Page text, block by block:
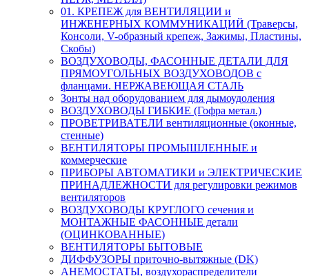
01. КРЕПЕЖ для ВЕНТИЛЯЦИИ и
ИНЖЕНЕРНЫХ КОММУНИКАЦИЙ (Траверсы,
Консоли, V-образный крепеж, Зажимы, Пластины,
Скобы)
ВОЗДУХОВОДЫ, ФАСОННЫЕ ДЕТАЛИ ДЛЯ
ПРЯМОУГОЛЬНЫХ ВОЗДУХОВОДОВ с
фланцами. НЕРЖАВЕЮЩАЯ СТАЛЬ
Зонты над оборудованием для дымоудоления
ВОЗДУХОВОДЫ ГИБКИЕ (Гофра метал.)
ПРОВЕТРИВАТЕЛИ вентиляционные (оконные,
стенные)
ВЕНТИЛЯТОРЫ ПРОМЫШЛЕННЫЕ и
коммерческие
ПРИБОРЫ АВТОМАТИКИ и ЭЛЕКТРИЧЕСКИЕ
ПРИНАДЛЕЖНОСТИ для регулировки режимов
вентиляторов
ВОЗДУХОВОДЫ КРУГЛОГО сечения и
МОНТАЖНЫЕ ФАСОННЫЕ детали
(ОЦИНКОВАННЫЕ)
ВЕНТИЛЯТОРЫ БЫТОВЫЕ
ДИФФУЗОРЫ приточно-вытяжные (DK)
АНЕМОСТАТЫ, воздухораспределители